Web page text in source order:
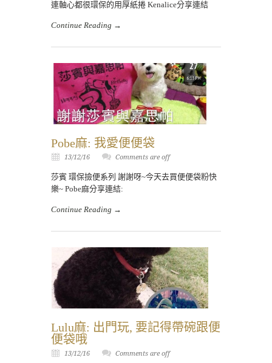
連軸心都很環保的用厚紙捲 Kenalice分享連結
Continue Reading →
Pobe麻: 我愛便便袋
13/12/16 Comments are off
莎賓 環保撿便系列 謝謝呀~今天去買便便袋粉快
樂~ Pobe麻分享連結:
Continue Reading →
Lulu麻: 出門玩, 要記得帶碗跟便
便袋哦
13/12/16 Comments are off